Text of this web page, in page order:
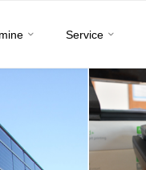
Service